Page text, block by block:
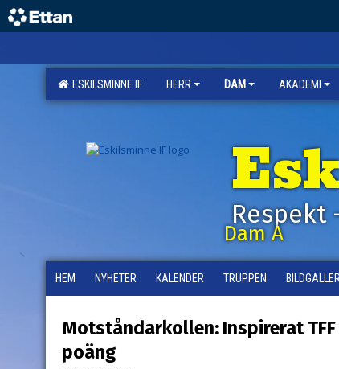
ESKILSMINNE IF HERR DAM AKADEMI
Respekt
Dam A
HEM NYHETER KALENDER TRUPPEN BILDGALLERI
Motståndarkollen: Inspirerat
poäng